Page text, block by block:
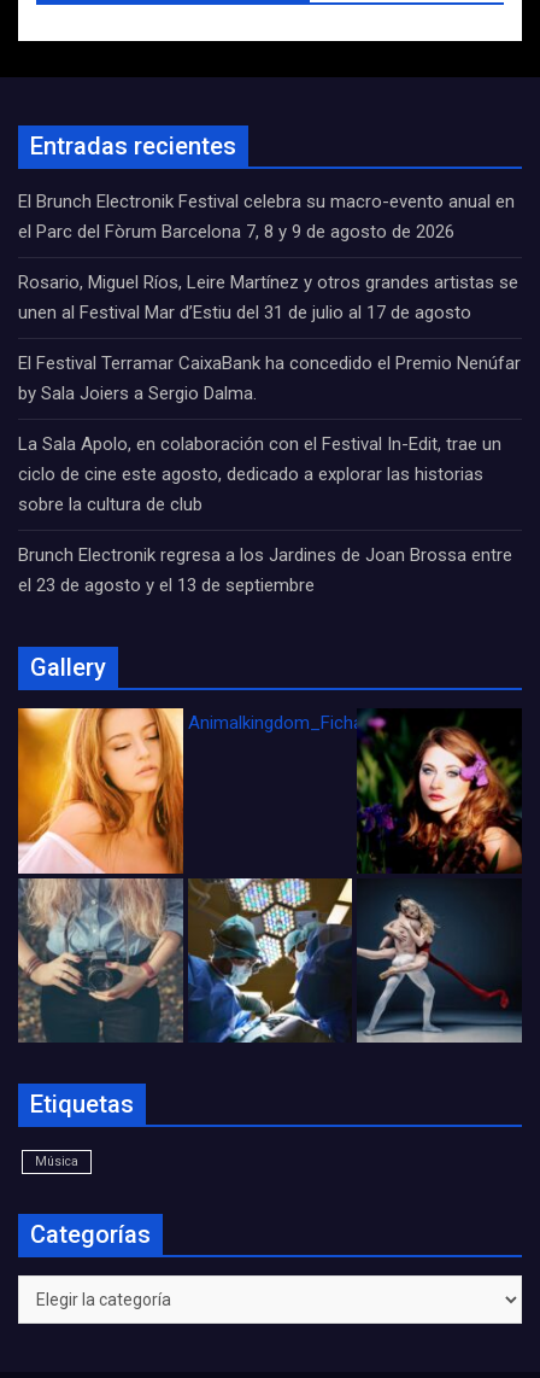
Entradas recientes
El Brunch Electronik Festival celebra su macro-evento anual en
el Parc del Fòrum Barcelona 7, 8 y 9 de agosto de 2026
Rosario, Miguel Ríos, Leire Martínez y otros grandes artistas se
unen al Festival Mar d’Estiu del 31 de julio al 17 de agosto
El Festival Terramar CaixaBank ha concedido el Premio Nenúfar
by Sala Joiers a Sergio Dalma.
La Sala Apolo, en colaboración con el Festival In-Edit, trae un
ciclo de cine este agosto, dedicado a explorar las historias
sobre la cultura de club
Brunch Electronik regresa a los Jardines de Joan Brossa entre
el 23 de agosto y el 13 de septiembre
Gallery
Animalkingdom_FichaCine
Etiquetas
Música
Categorías
Categorías